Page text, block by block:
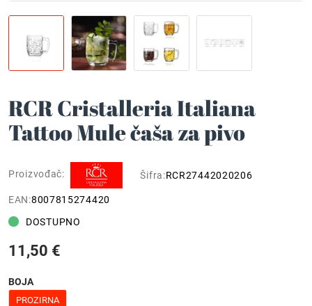
RCR Cristalleria Italiana
Tattoo Mule čaša za pivo
Proizvođač: Šifra:RCR27442020206
EAN:8007815274420
DOSTUPNO
11,50 €
BOJA
PROZIRNA